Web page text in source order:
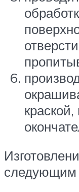
следующим